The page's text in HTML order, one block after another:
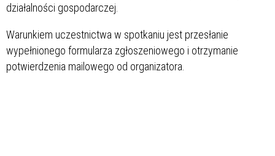
działalności gospodarczej.
Warunkiem uczestnictwa w spotkaniu jest przesłanie
wypełnionego formularza zgłoszeniowego i otrzymanie
potwierdzenia mailowego od organizatora.